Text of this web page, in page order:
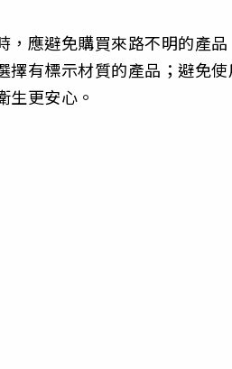
，應避免購買來路不明的產
擇有標示材質的產品；避免
生更安心。